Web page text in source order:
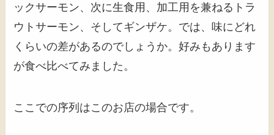
ックサーモン、次に生食用、加工用を兼ねるトラ
ウトサーモン、そしてギンザケ。では、味にどれ
くらいの差があるのでしょうか。好みもあります
が食べ比べてみました。
ここでの序列はこのお店の場合です。